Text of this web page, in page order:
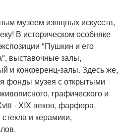
музеем изящных искусств,
В историческом особняке
"Пушкин и его
выставочные залы,
и конференц-залы. Здесь же,
фонды музея с открытыми
графического и
- XIX веков, фарфора,
и керамики,